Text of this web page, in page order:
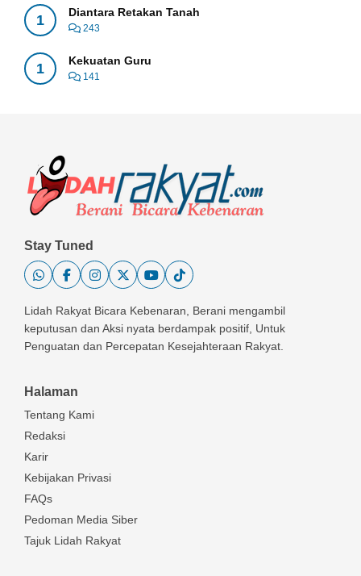
1 Diantara Retakan Tanah
243
1 Kekuatan Guru
141
Stay Tuned
Lidah Rakyat Bicara Kebenaran, Berani mengambil
keputusan dan Aksi nyata berdampak positif, Untuk
Penguatan dan Percepatan Kesejahteraan Rakyat.
Halaman
Tentang Kami
Redaksi
Karir
Kebijakan Privasi
FAQs
Pedoman Media Siber
Tajuk Lidah Rakyat